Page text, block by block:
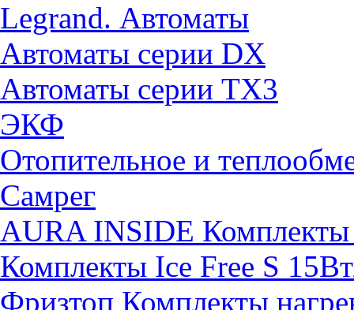
Legrand. Автоматы
Автоматы серии DX
Автоматы серии TX3
ЭКФ
Отопительное и
Самрег
AURA INSIDE Комплекты
Комплекты Ice Free S
Фризтоп Комплекты